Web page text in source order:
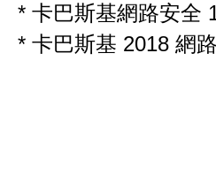
* 卡巴斯基網路安全
* 卡巴斯基 2018 網